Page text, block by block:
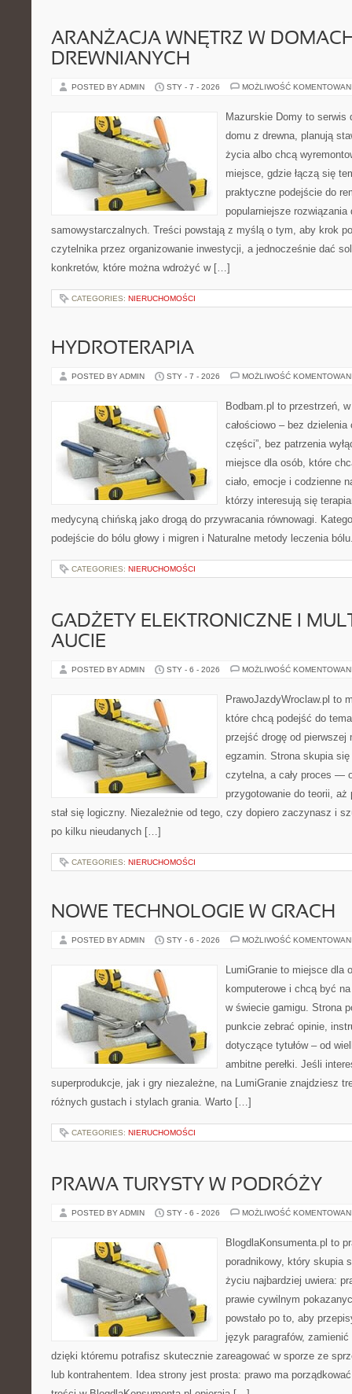
ARANŻACJA WNĘTRZ W
DREWNIANYCH
POSTED BY ADMIN STY - 7 - 2026 MOŻLIWOŚĆ
Mazurskie Domy to serwis
domu z drewna, planują
życia albo chcą
miejsce, gdzie łączą się
praktyczne podejście do
popularniejsze rozwiązania
samowystarczalnych. Treści powstają z myślą o tym, aby krok
czytelnika przez organizowanie inwestycji, a jednocześnie dać
konkretów, które można wdrożyć w […]
CATEGORIES: NIERUCHOMOŚCI
HYDROTERAPIA
POSTED BY ADMIN STY - 7 - 2026 MOŻLIWOŚĆ
Bodbam.pl to przestrzeń,
całościowo – bez dzielenia
części”, bez patrzenia
miejsce dla osób, które
ciało, emocje i codzienne
którzy interesują się
medycyną chińską jako drogą do przywracania równowagi.
podejście do bólu głowy i migren i Naturalne metody leczenia
CATEGORIES: NIERUCHOMOŚCI
GADŻETY ELEKTRONICZNE I
AUCIE
POSTED BY ADMIN STY - 6 - 2026 MOŻLIWOŚĆ
PrawoJazdyWroclaw.pl to
które chcą podejść do
przejść drogę od
egzamin. Strona skupia
czytelna, a cały proces —
przygotowanie do teorii,
stał się logiczny. Niezależnie od tego, czy dopiero zaczynasz i
po kilku nieudanych […]
CATEGORIES: NIERUCHOMOŚCI
NOWE TECHNOLOGIE W GRACH
POSTED BY ADMIN STY - 6 - 2026 MOŻLIWOŚĆ
LumiGranie to miejsce dla
komputerowe i chcą być
w świecie gamigu. Strona
punkcie zebrać opinie,
dotyczące tytułów – od
ambitne perełki. Jeśli
superprodukcje, jak i gry niezależne, na LumiGranie znajdziesz
różnych gustach i stylach grania. Warto […]
CATEGORIES: NIERUCHOMOŚCI
PRAWA TURYSTY W PODRÓŻY
POSTED BY ADMIN STY - 6 - 2026 MOŻLIWOŚĆ
BlogdlaKonsumenta.pl to
poradnikowy, który skupia
życiu najbardziej uwiera:
prawie cywilnym
powstało po to, aby
język paragrafów,
dzięki któremu potrafisz skutecznie zareagować w sporze ze
lub kontrahentem. Idea strony jest prosta: prawo ma